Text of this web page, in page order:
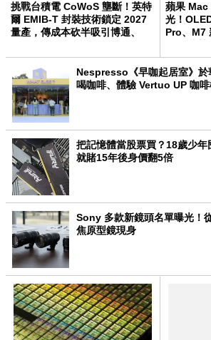
挑戰台積電 CoWoS 壟斷！英特
爾 EMIB-T 封裝技術鎖定 2027
量產，傳成本砍半吸引博通、
蘋果 Mac
光！
Pro、M7
Nespresso《早咖起居室》於
喝咖啡、體驗 Vertuo UP 咖
把記憶體當股票買？18歲少年
就賭15年後身價翻5倍
Sony 多款新鏡頭名單曝光！
焦原型鏡現身